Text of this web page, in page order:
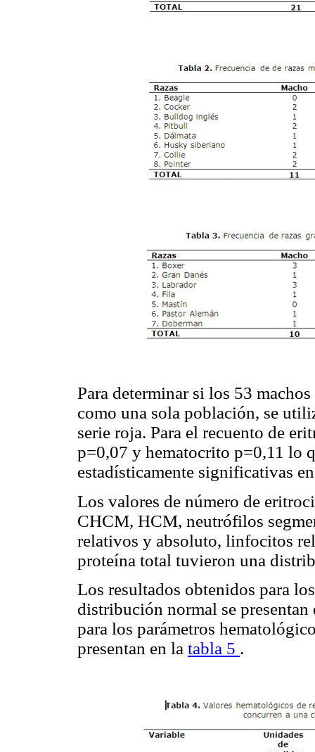
Para determinar si los 53
como una sola población, se
serie roja. Para el recuento de
p=0,07 y hematocrito p=0,11 lo
estadísticamente significativas
Los valores de número de
CHCM, HCM, neutrófilos
relativos y absoluto, linfocitos
proteína total tuvieron una
Los resultados obtenidos para
distribución normal se
para los parámetros
presentan en la tabla 5 .